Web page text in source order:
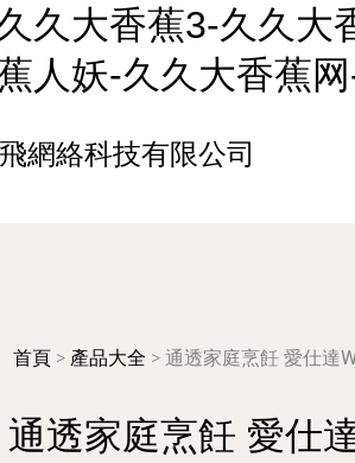
久大香蕉3-久久大
人妖-久久大香蕉
網絡科技有限公司
首頁 > 產品大全 > 通透家庭烹飪 愛仕達
通透家庭烹飪 愛仕